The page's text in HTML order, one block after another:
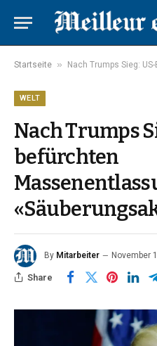
Startseite » Nach Trumps Sieg: US-Beamte
WELT
Nach Trumps
befürchten
By Mitarbeiter November
Share